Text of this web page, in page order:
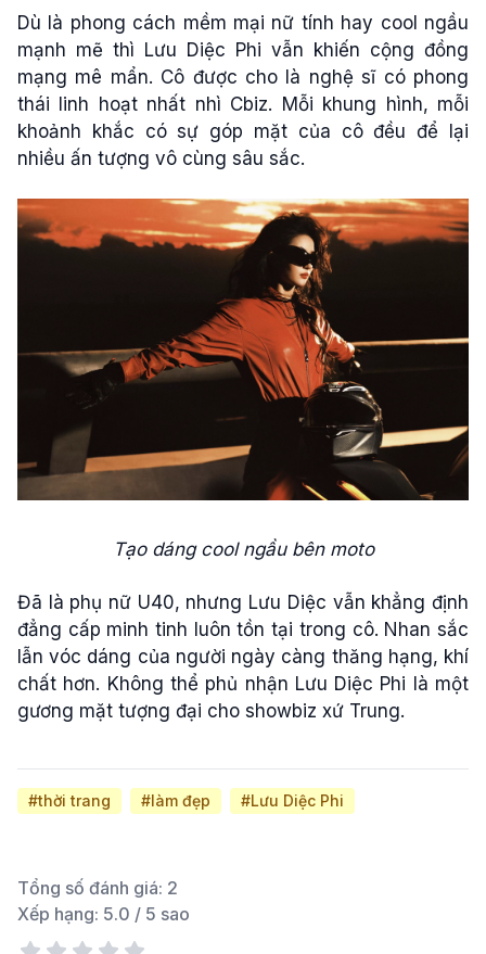
Dù là phong cách mềm mại nữ tính hay cool ngầu
mạnh mẽ thì Lưu Diệc Phi vẫn khiến cộng đồng
mạng mê mẩn. Cô được cho là nghệ sĩ có phong
thái linh hoạt nhất nhì Cbiz. Mỗi khung hình, mỗi
khoảnh khắc có sự góp mặt của cô đều để lại
nhiều ấn tượng vô cùng sâu sắc.
Tạo dáng cool ngầu bên moto
Đã là phụ nữ U40, nhưng Lưu Diệc vẫn khẳng định
đẳng cấp minh tinh luôn tồn tại trong cô. Nhan sắc
lẫn vóc dáng của người ngày càng thăng hạng, khí
chất hơn. Không thể phủ nhận Lưu Diệc Phi là một
gương mặt tượng đại cho showbiz xứ Trung.
#thời trang #làm đẹp #Lưu Diệc Phi
Tổng số đánh giá: 2
Xếp hạng: 5.0 / 5 sao